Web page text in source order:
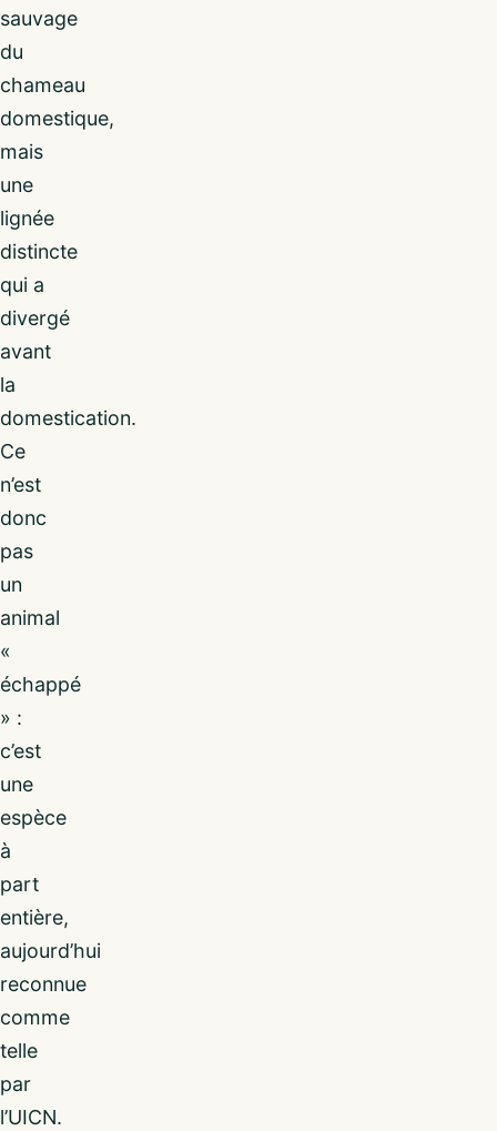
sauvage
du
chameau
domestique,
mais
une
lignée
distincte
qui a
divergé
avant
la
domestication.
Ce
n’est
donc
pas
un
animal
«
échappé
» :
c’est
une
espèce
à
part
entière,
aujourd’hui
reconnue
comme
telle
par
l’UICN.